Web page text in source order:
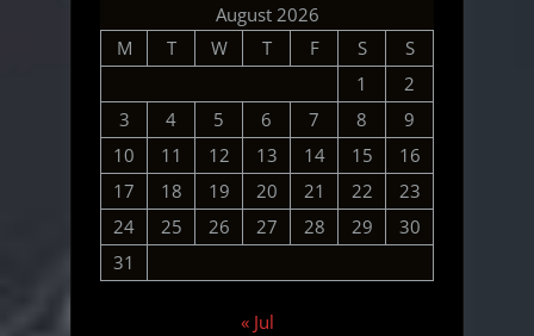
August 2026
M
T W T F S
S
1
2
3
4 5 6 7 8
9
10
11 12 13 14 15
16
17
18 19 20 21 22
23
24
25 26 27 28 29
30
31
« Jul